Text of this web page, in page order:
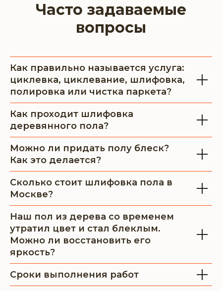
Часто задаваемые
вопросы
Как правильно называется услуга:
циклевка, циклевание, шлифовка,
полировка или чистка паркета?
Как проходит шлифовка
деревянного пола?
Можно ли придать полу блеск?
Как это делается?
Сколько стоит шлифовка пола в
Москве?
Наш пол из дерева со временем
утратил цвет и стал блеклым.
Можно ли восстановить его
яркость?
Сроки выполнения работ